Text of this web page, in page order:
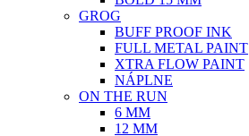
GROG
BUFF PROOF INK
FULL METAL PAINT
XTRA FLOW PAINT
NÁPLNE
ON THE RUN
6 MM
12 MM